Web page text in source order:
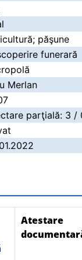
păşune
funerară
Merlan
parţială: 3 /
Atestare